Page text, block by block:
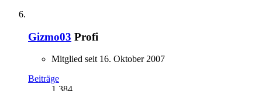
Gizmo03 Profi
Mitglied seit 16. Oktober 2007
Beiträge